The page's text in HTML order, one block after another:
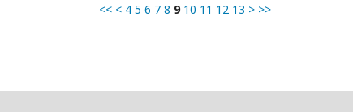
<< < 4 5 6 7 8 9 10 11 12 13 > >>